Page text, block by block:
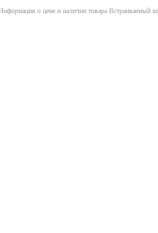
о цене и наличии товара Встраиваемый